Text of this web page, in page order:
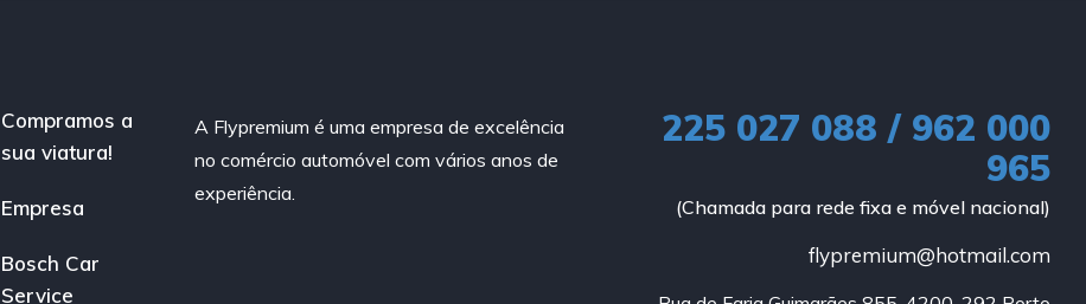
Compramos a
sua viatura!
Empresa
Bosch Car
Service
A Flypremium é uma empresa de excelência
no comércio automóvel com vários anos de
experiência.
225 027 088 / 962 000
965
(Chamada para rede fixa e móvel nacional)
flypremium@hotmail.com